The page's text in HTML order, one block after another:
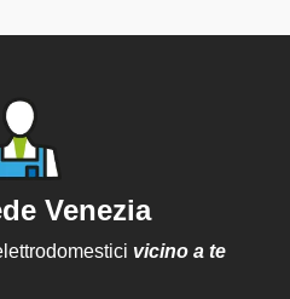
Venezia
vicino a te